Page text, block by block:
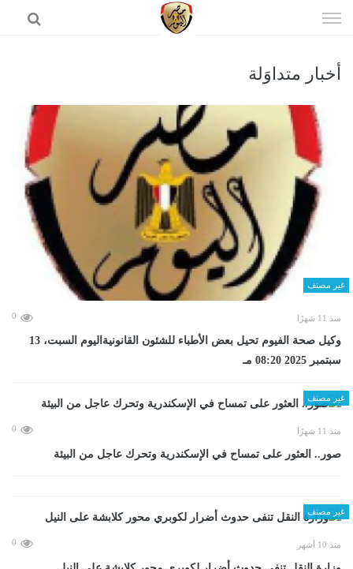
الى
أخبار متداوَلة
غير مصنف
منذ 11 شهرًا 0
وكيل صحة الفيوم تحيل بعض الأطباء للشئون القانونيةاليوم السبت، 13
سبتمبر 2025 08:20 مـ
غير مصنف
منذ 11 شهرًا 0
صور.. العثور على تمساح في الإسكندرية وتحرك عاجل من البيئة
غير مصنف
منذ 10 أشهر 0